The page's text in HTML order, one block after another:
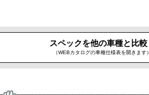
スペックを他の車種と比較
（WEBカタログの車種仕様表を開きます）